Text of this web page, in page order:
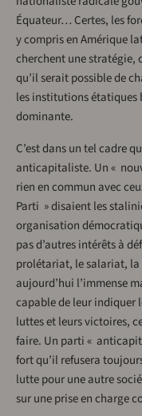
Équateur… Certes, les
y compris en Amérique
cherchent une stratégie,
qu’il serait possible de
les institutions étatiques
dominante.
C’est dans un tel cadre
anticapitaliste. Un «
rien en commun avec
Parti » disaient les
organisation
pas d’autres intérêts à
prolétariat, le salariat,
aujourd’hui l’immense
capable de leur indiquer
luttes et leurs victoires,
faire. Un parti «
fort qu’il refusera
lutte pour une autre
sur une prise en charge